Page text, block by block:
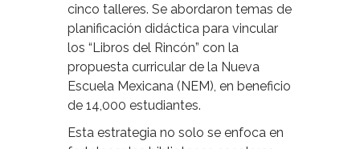
cinco talleres. Se abordaron temas de
planificación didáctica para vincular
los “Libros del Rincón” con la
propuesta curricular de la Nueva
Escuela Mexicana (NEM), en beneficio
de 14,000 estudiantes.
Esta estrategia no solo se enfoca en